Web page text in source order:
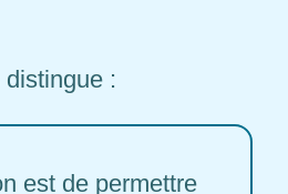
:
est de permettre